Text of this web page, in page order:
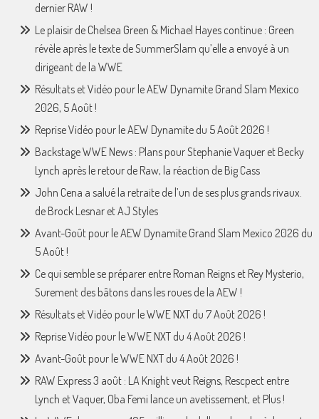
dernier RAW !
Le plaisir de Chelsea Green & Michael Hayes continue : Green
révèle après le texte de SummerSlam qu’elle a envoyé à un
dirigeant de la WWE
Résultats et Vidéo pour le AEW Dynamite Grand Slam Mexico
2026, 5 Août !
Reprise Vidéo pour le AEW Dynamite du 5 Août 2026 !
Backstage WWE News : Plans pour Stephanie Vaquer et Becky
Lynch après le retour de Raw, la réaction de Big Cass
John Cena a salué la retraite de l’un de ses plus grands rivaux.
de Brock Lesnar et AJ Styles
Avant-Goût pour le AEW Dynamite Grand Slam Mexico 2026 du
5 Août !
Ce qui semble se préparer entre Roman Reigns et Rey Mysterio,
Surement des bâtons dans les roues de la AEW !
Résultats et Vidéo pour le WWE NXT du 7 Août 2026 !
Reprise Vidéo pour le WWE NXT du 4 Août 2026 !
Avant-Goût pour le WWE NXT du 4 Août 2026 !
RAW Express 3 août : LA Knight veut Reigns, Rescpect entre
Lynch et Vaquer, Oba Femi lance un avetissement, et Plus !